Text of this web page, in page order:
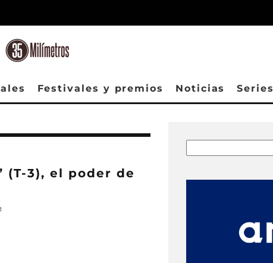
Festivales y premios Noticias Series
(T-3), el poder de